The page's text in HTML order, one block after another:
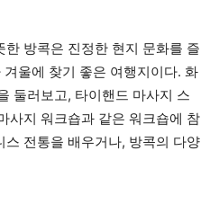
방콕은 진정한 현지 문화를 즐
울에 찾기 좋은 여행지이다. 화
둘러보고, 타이핸드 마사지 스
사지 워크숍과 같은 워크숍에 참
전통을 배우거나, 방콕의 다양